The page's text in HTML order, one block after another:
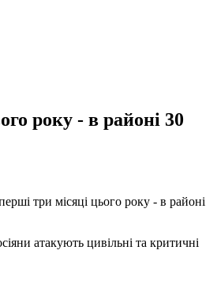
року - в районі 30
три місяці цього року - в районі
атакують цивільні та критичні